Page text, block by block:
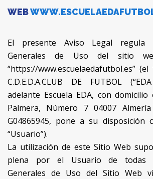
WEB
El presente Aviso Legal regula
Generales de Uso del sitio
“https://www.escuelaedafutbol.es”
C.D.E.D.A.CLUB DE FUTBOL
adelante Escuela EDA, con domicilio
Palmera, Número 7 04007
G04865945, pone a su disposición
“Usuario”).
La utilización de este Sitio Web
plena por el Usuario de todas
Generales de Uso del Sitio Web